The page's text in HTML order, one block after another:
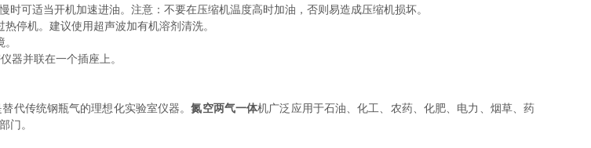
可适当开机加速进油。注意：不要在压缩机温度高时加油，否则易造成压缩机损坏。
停机。建议使用超声波加有机溶剂清洗。
并联在一个插座上。
代传统钢瓶气的理想化实验室仪器。氮空两气一体机广泛应用于石油、化工、农药、化肥、电力、烟草、药
门。